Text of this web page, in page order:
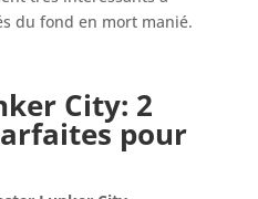
du fond en mort manié.
City: 2
pour